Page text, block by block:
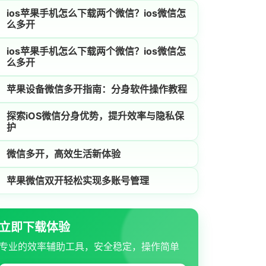
ios苹果手机怎么下载两个微信？ios微信怎
么多开
ios苹果手机怎么下载两个微信？ios微信怎
么多开
苹果设备微信多开指南：分身软件操作教程
探索iOS微信分身优势，提升效率与隐私保
护
微信多开，高效生活新体验
苹果微信双开轻松实现多账号管理
即下载体验
业的效率辅助工具，安全稳定，操作简单